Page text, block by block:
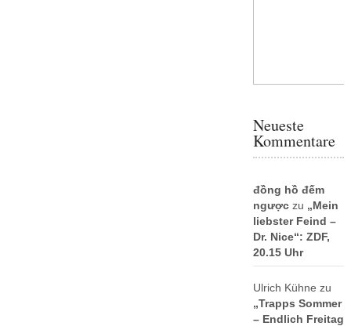
Neueste
Kommentare
đồng hồ đếm
ngượczu „Mein
liebster Feind –
Dr. Nice“: ZDF,
20.15 Uhr
Ulrich Kühne zu
„Trapps Sommer
– Endlich Freitag